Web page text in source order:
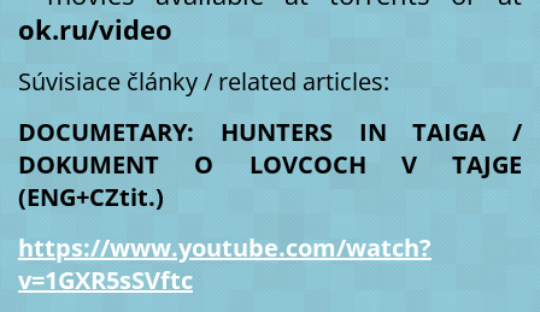
ok.ru/video
Súvisiace články / related articles:
DOCUMETARY: HUNTERS IN TAIGA /
DOKUMENT O LOVCOCH V TAJGE
(ENG+CZtit.)
https://www.youtube.com/watch?
v=1GXR5sSVftc